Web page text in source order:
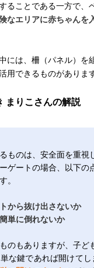
ることである一方で、
なエリアに赤ちゃんを
には、柵（パネル）を
用できるものがあります
まりこさんの解説
ものは、安全面を重視
ゲートの場合、以下の
。
から抜け出さないか
単に倒れないか
のもありますが、子ど
な鍵であれば開けてし